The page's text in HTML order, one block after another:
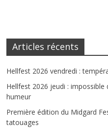
Articles récents
Hellfest 2026 vendredi :
Hellfest 2026 jeudi :
humeur
Première édition du Midgard
tatouages